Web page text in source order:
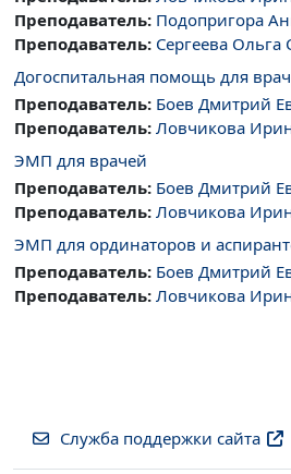
Преподаватель: Подопригора
Преподаватель: Сергеева Ольга
Догоспитальная помощь для
Преподаватель: Боев Дмитрий
Преподаватель: Ловчикова
ЭМП для врачей
Преподаватель: Боев Дмитрий
Преподаватель: Ловчикова
ЭМП для ординаторов и
Преподаватель: Боев Дмитрий
Преподаватель: Ловчикова
Служба поддержки сайта